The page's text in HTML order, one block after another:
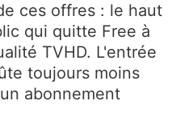
ces offres : le haut
qui quitte Free à
TVHD. L'entrée
toujours moins
abonnement